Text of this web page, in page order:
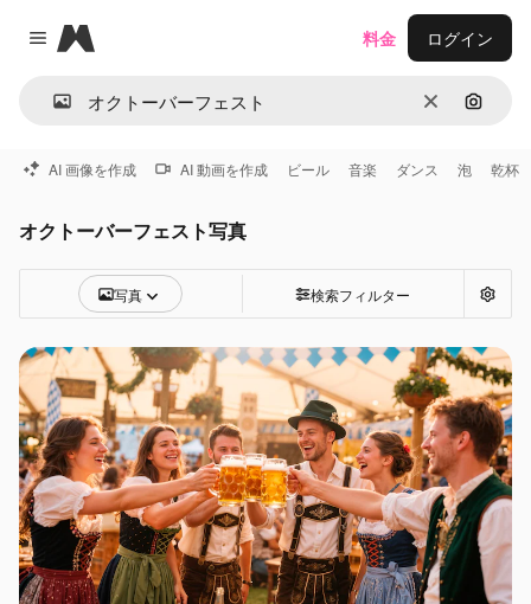
Close menu
Magnific
消去 画像で
料金 ログイン
AI 画像を作成 AI 動画を作成 ビール 音楽 ダンス 泡 乾杯
オクトーバーフェスト写真
写真 検索フィルター